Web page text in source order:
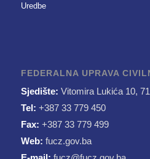
Uredbe
FEDERALNA UPRAVA
Sjedište: Vitomira Lukića 10,
Tel: +387 33 779 450
Fax: +387 33 779 499
Web: fucz.gov.ba